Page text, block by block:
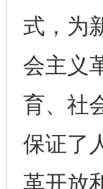
式，为
会主义
育、社
保证了
革开放